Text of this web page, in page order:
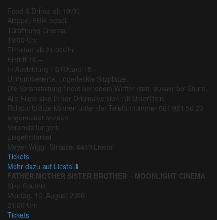
Food & Drinks ab 19:00
Aleppo, KBB, hebdi
Türöffnung Cinema:
19:00 Uhr
Filmstart ab 21:00Uhr
Eintritt 18.–
In Ausbildung / STUcard 15.–
Unnummerierte, ungedeckte Sitzplätze.
Die Veranstaltung findet bei jedem Wetter statt, ausser bei Sturm.
Alle Filme sind in der Originalversion mit Untertiteln.
Rollstuhlplätze können unter der Telefonnummer 061 921 56 23
angemeldet werden.
Veranstaltungort:
Ziegelhofareal
Meyer-Wiggli-Strasse, 4410 Liestal
Tickets
Mehr dazu auf Liestal.li
FATHER MOTHER SISTER BROTHER – MOONLIGHT CINEMA
Kino Sputnik
Montag, 10. August 2026
21:00 Uhr
Tickets